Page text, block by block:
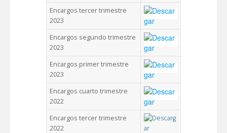
Encargos tercer trimestre
2023
Encargos segundo trimestre
2023
Encargos primer trimestre
2023
Encargos cuarto trimestre
2022
Encargos tercer trimestre
2022